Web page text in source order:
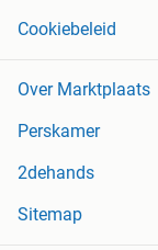
Cookiebeleid
Over Marktplaats
Perskamer
2dehands
Sitemap